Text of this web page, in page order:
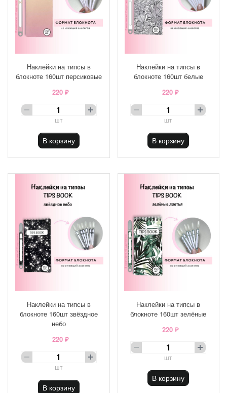
Наклейки на типсы в
блокноте 160шт персиковые
220 ₽
шт
В корзину
Наклейки на типсы в
блокноте 160шт белые
220 ₽
шт
В корзину
Наклейки на типсы в
блокноте 160шт звёздное
небо
220 ₽
шт
В корзину
Наклейки на типсы в
блокноте 160шт зелёные
220 ₽
шт
В корзину